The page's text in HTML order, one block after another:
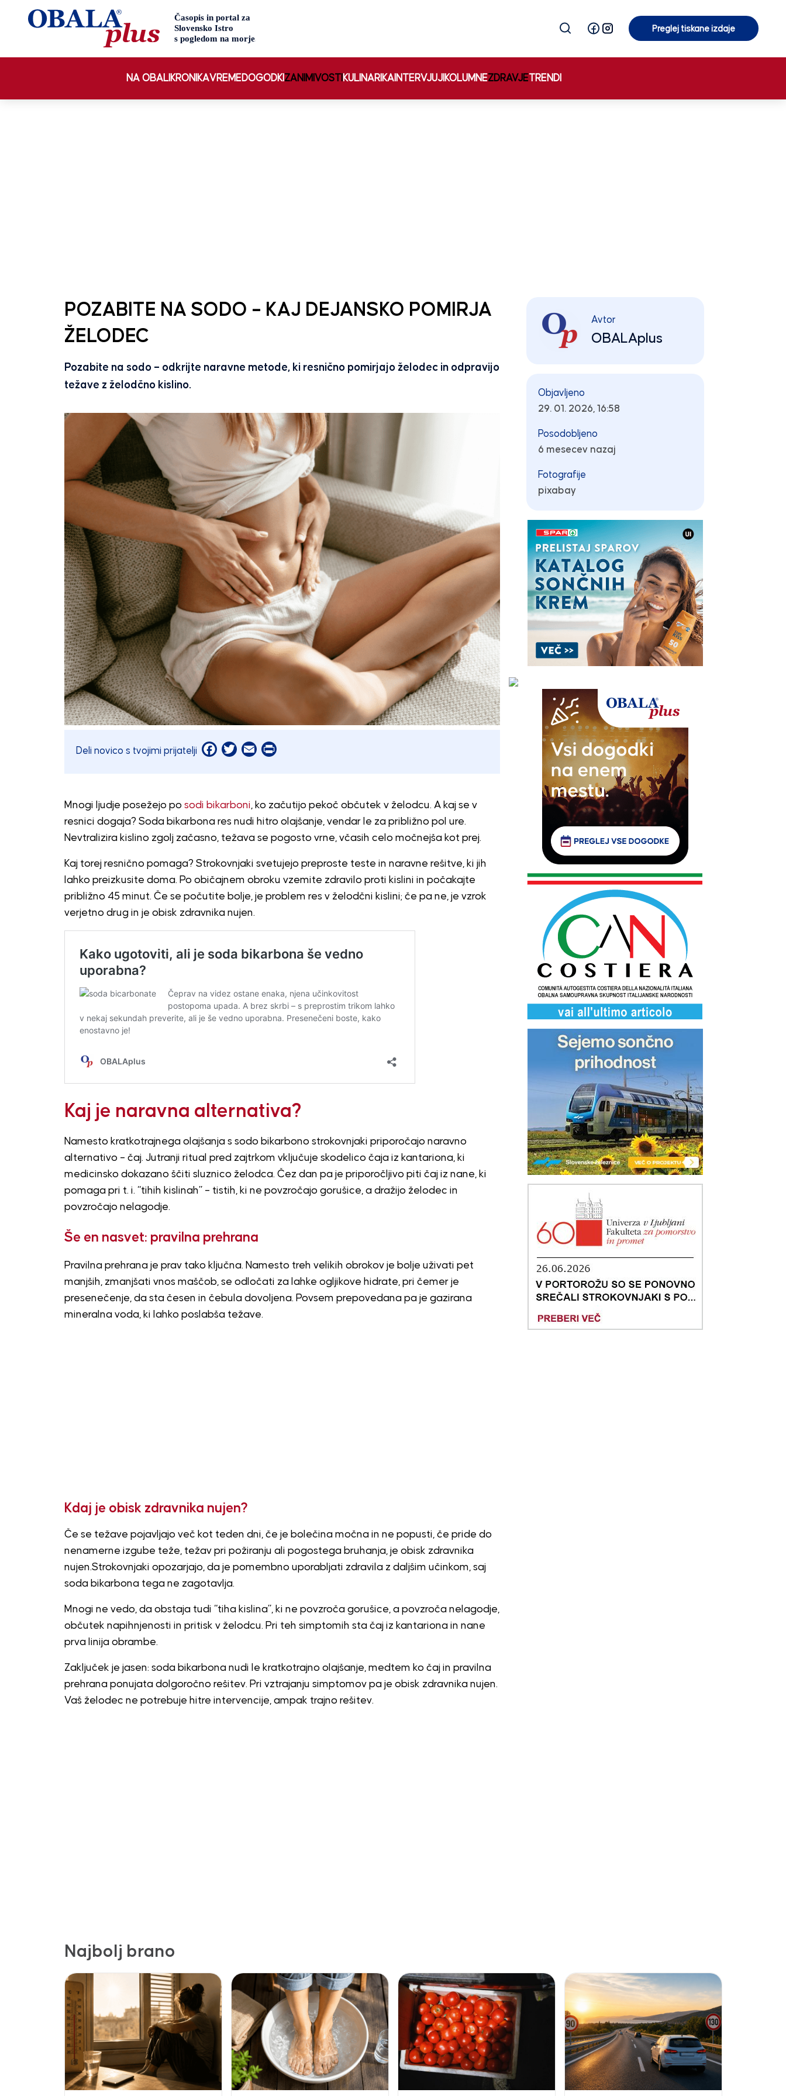
Preglej tiskane izdaje
NA OBALI KRONIKAVREMEDOGODKIZANIMIVOSTI KULINARIKA INTERVJUJI KOLUMNEZDRAVJETRENDI
POZABITE NA SODO – KAJ DEJANSKO POMIRJA
ŽELODEC
Pozabite na sodo – odkrijte naravne metode, ki resnično pomirjajo želodec in odpravijo
težave z želodčno kislino.
Deli novico s tvojimi prijatelji Facebook
Twitter
EmailPrint
Mnogi ljudje posežejo po sodi bikarboni, ko začutijo pekoč občutek v želodcu. A kaj se v
resnici dogaja? Soda bikarbona res nudi hitro olajšanje, vendar le za približno pol ure.
Nevtralizira kislino zgolj začasno, težava se pogosto vrne, včasih celo močnejša kot prej.
Kaj torej resnično pomaga? Strokovnjaki svetujejo preproste teste in naravne rešitve, ki jih
lahko preizkusite doma. Po običajnem obroku vzemite zdravilo proti kislini in počakajte
približno 45 minut. Če se počutite bolje, je problem res v želodčni kislini; če pa ne, je vzrok
verjetno drug in je obisk zdravnika nujen.
Kaj je naravna alternativa?
Namesto kratkotrajnega olajšanja s sodo bikarbono strokovnjaki priporočajo naravno
alternativo – čaj. Jutranji ritual pred zajtrkom vključuje skodelico čaja iz kantariona, ki
medicinsko dokazano ščiti sluznico želodca. Čez dan pa je priporočljivo piti čaj iz nane, ki
pomaga pri t. i. “tihih kislinah” – tistih, ki ne povzročajo gorušice, a dražijo želodec in
povzročajo nelagodje.
Še en nasvet: pravilna prehrana
Pravilna prehrana je prav tako ključna. Namesto treh velikih obrokov je bolje uživati pet
manjših, zmanjšati vnos maščob, se odločati za lahke ogljikove hidrate, pri čemer je
presenečenje, da sta česen in čebula dovoljena. Povsem prepovedana pa je gazirana
mineralna voda, ki lahko poslabša težave.
Kdaj je obisk zdravnika nujen?
Če se težave pojavljajo več kot teden dni, če je bolečina močna in ne popusti, če pride do
nenamerne izgube teže, težav pri požiranju ali pogostega bruhanja, je obisk zdravnika
nujen.Strokovnjaki opozarjajo, da je pomembno uporabljati zdravila z daljšim učinkom, saj
soda bikarbona tega ne zagotavlja.
Mnogi ne vedo, da obstaja tudi “tiha kislina”, ki ne povzroča gorušice, a povzroča nelagodje,
občutek napihnjenosti in pritisk v želodcu. Pri teh simptomih sta čaj iz kantariona in nane
prva linija obrambe.
Zaključek je jasen: soda bikarbona nudi le kratkotrajno olajšanje, medtem ko čaj in pravilna
prehrana ponujata dolgoročno rešitev. Pri vztrajanju simptomov pa je obisk zdravnika nujen.
Vaš želodec ne potrebuje hitre intervencije, ampak trajno rešitev.
Avtor
OBALAplus
Objavljeno
29. 01. 2026, 16:58
Posodobljeno
6 mesecev nazaj
Fotografije
pixabay
Najbolj brano